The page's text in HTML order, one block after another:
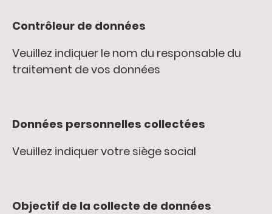
Contrôleur de données
Veuillez indiquer le nom du responsable du
traitement de vos données
Données personnelles collectées
Veuillez indiquer votre siège social
Objectif de la collecte de données